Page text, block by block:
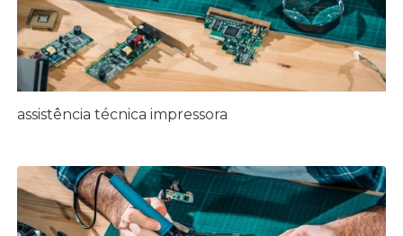
assistência técnica impressora